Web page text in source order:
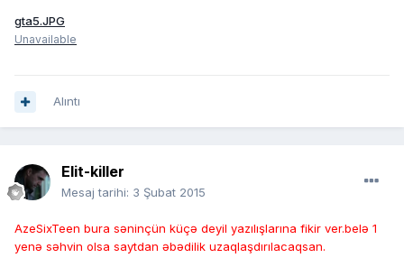
gta5.JPG
Unavailable
Alıntı
Elit-killer
Mesaj tarihi: 3 Şubat 2015
AzeSixTeen bura səninçün küçə deyil yazılışlarına fikir ver.belə 1
yenə səhvin olsa saytdan əbədilik uzaqlaşdırılacaqsan.